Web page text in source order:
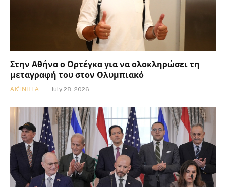
Στην Αθήνα ο Ορτέγκα για να ολοκληρώσει τη
μεταγραφή του στον Ολυμπιακό
ΑΚΊΝΗΤΑ July 28, 2026